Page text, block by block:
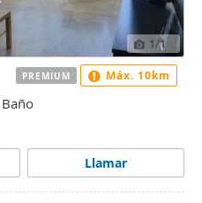
1/1
Llamar
PREMIUM Máx. 10km